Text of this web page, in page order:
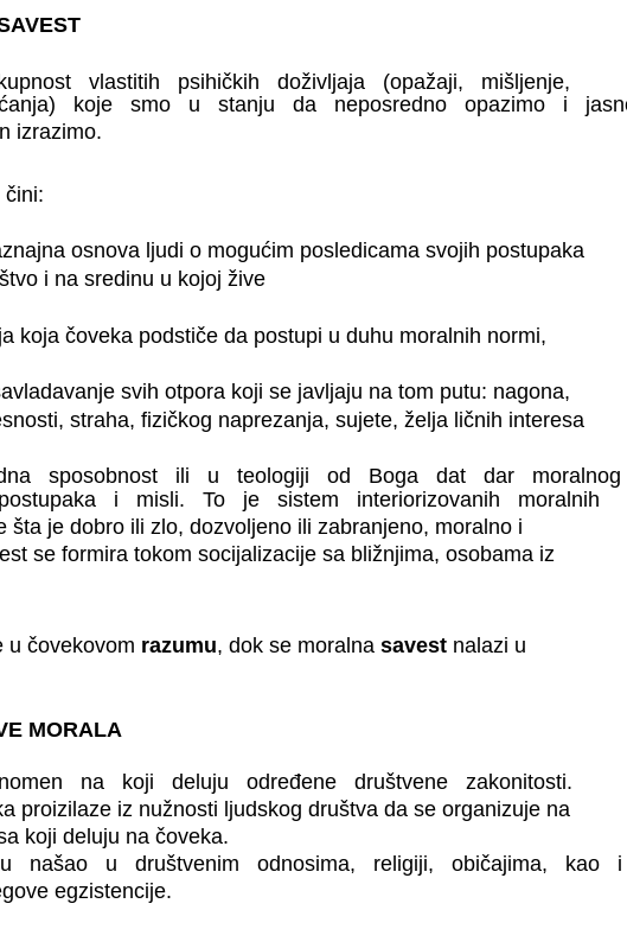
vlastitih psihičkih doživljaja (opažaji, mišljenje,
koje smo u stanju da neposredno opazimo i
izrazimo.
čini:
osnova ljudi o mogućim posledicama svojih postupaka
i na sredinu u kojoj žive
koja čoveka podstiče da postupi u duhu moralnih normi,
svih otpora koji se javljaju na tom putu: nagona,
straha, fizičkog naprezanja, sujete, želja ličnih interesa
sposobnost ili u teologiji od Boga dat dar moralnog
i misli. To je sistem interiorizovanih moralnih
šta je dobro ili zlo, dozvoljeno ili zabranjeno, moralno i
se formira tokom socijalizacije sa bližnjima, osobama iz
u čovekovom razumu, dok se moralna savest nalazi u
MORALA
na koji deluju određene društvene zakonitosti.
proizilaze iz nužnosti ljudskog društva da se organizuje na
koji deluju na čoveka.
našao u društvenim odnosima, religiji, običajima, kao i
egzistencije.